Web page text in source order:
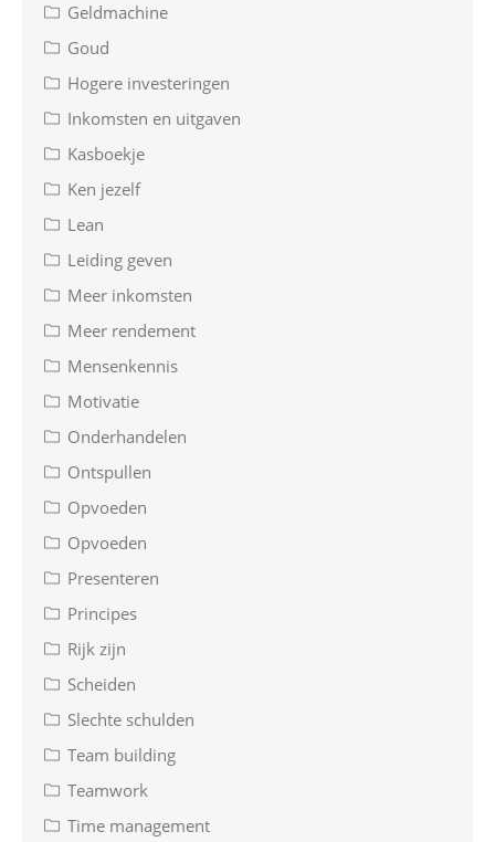
Geldmachine
Goud
Hogere investeringen
Inkomsten en uitgaven
Kasboekje
Ken jezelf
Lean
Leiding geven
Meer inkomsten
Meer rendement
Mensenkennis
Motivatie
Onderhandelen
Ontspullen
Opvoeden
Opvoeden
Presenteren
Principes
Rijk zijn
Scheiden
Slechte schulden
Team building
Teamwork
Time management